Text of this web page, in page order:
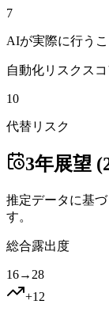
7
AIが実際に行うこ
自動化リスクス
10
代替リスク
3年展望
推定データに基
す。
総合露出度
16→ 28
+12